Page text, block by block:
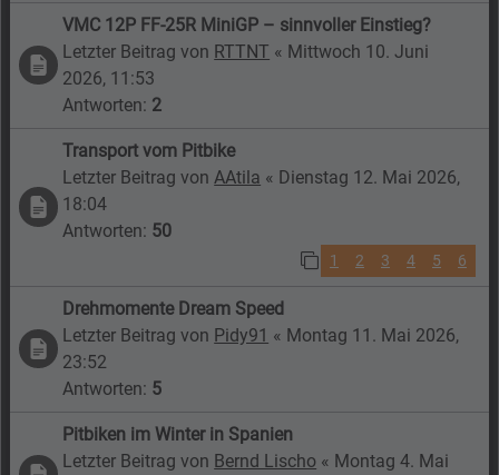
VMC 12P FF-25R MiniGP – sinnvoller Einstieg?
Letzter Beitrag von RTTNT « Mittwoch 10. Juni
2026, 11:53
Antworten: 2
Transport vom Pitbike
Letzter Beitrag von AAtila « Dienstag 12. Mai 2026,
18:04
Antworten: 50
1 2 3 4 5 6
Drehmomente Dream Speed
Letzter Beitrag von Pidy91 « Montag 11. Mai 2026,
23:52
Antworten: 5
Pitbiken im Winter in Spanien
Letzter Beitrag von Bernd Lischo « Montag 4. Mai